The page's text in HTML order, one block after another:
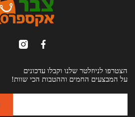
הצטרפו לניוזלטר שלנו וקבלו עדכונים
על המבצעים החמים וההטבות הכי שוות!